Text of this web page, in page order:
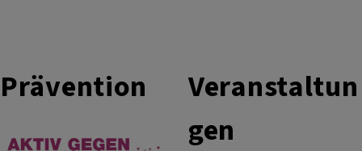
Prävention
Veranstaltun
gen